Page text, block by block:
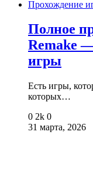
Прохождение
Полное
Remake
игры
Есть игры,
которых…
0 2k 0
31 марта, 2026